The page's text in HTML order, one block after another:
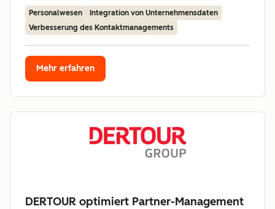
Personalwesen
Integration von Unternehmensdaten
Verbesserung des Kontaktmanagements
Mehr erfahren
DERTOUR optimiert Partner-Management